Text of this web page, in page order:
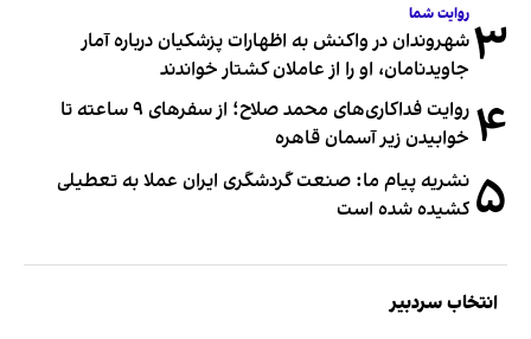
۳ روایت شما
شهروندان در واکنش به اظهارات پزشکیان درباره آمار
جاویدنامان، او را از عاملان کشتار خواندند
۴
روایت فداکاری‌های محمد صلاح؛ از سفرهای ۹ ساعته تا
خوابیدن زیر آسمان قاهره
۵ نشریه پیام ما: صنعت گردشگری ایران عملا به تعطیلی
کشیده شده است
انتخاب سردبیر